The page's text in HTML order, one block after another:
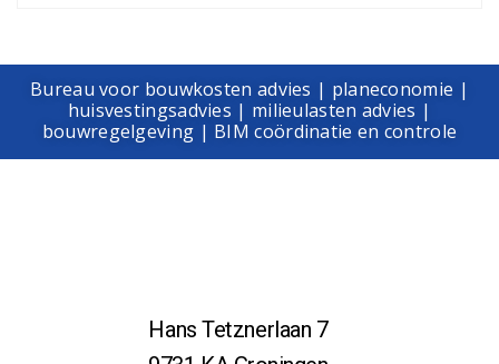
Bureau voor bouwkosten advies | planeconomie |
huisvestingsadvies | milieulasten advies |
bouwregelgeving | BIM coördinatie en controle
Hans Tetznerlaan 7